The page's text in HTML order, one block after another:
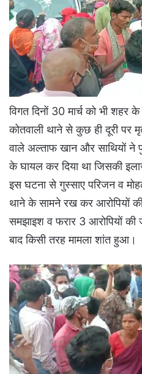
विगत दिनों 30 मार्च को भी शहर
कोतवाली थाने से कुछ ही दूरी
वाले अल्ताफ खान और साथियों ने
के घायल कर दिया था जिसकी
इस घटना से गुस्साए परिजन व
थाने के सामने रख कर आरोपियों की
समझाइश व फरार 3 आरोपियों की
बाद किसी तरह मामला शांत हुआ।